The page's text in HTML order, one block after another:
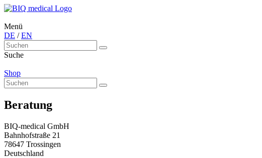
Menü
DE /EN
Suche
Shop
Beratung
BIQ-medical GmbH
Bahnhofstraße 21
78647 Trossingen
Deutschland